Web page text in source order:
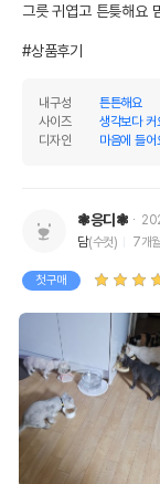
법에 의한 인증,허가
경우 그에 대한 사항
제조자,수입품의 경우
수입자를 함께 표기
또는 소비자상담 관련
전화번호
그릇 귀엽고 튼틎해요
#상품후기
내구성
튼튼해요
사이즈
생각보다 커
디자인
마음에 들어
❃응디❃
담(수컷) 7개월
첫구매